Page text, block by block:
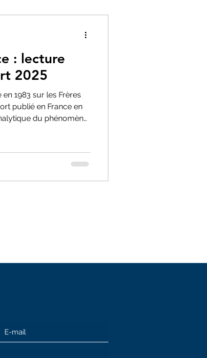
: lecture
2025
1983 sur les Frères
publié en France en
du phénomène